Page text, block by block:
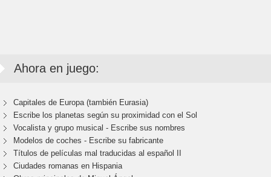
Ahora en juego:
Capitales de Europa (también Eurasia)
Escribe los planetas según su proximidad con el Sol
Vocalista y grupo musical - Escribe sus nombres
Modelos de coches - Escribe su fabricante
Títulos de películas mal traducidas al español II
Ciudades romanas en Hispania